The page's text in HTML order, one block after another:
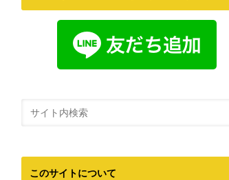
このサイトについて